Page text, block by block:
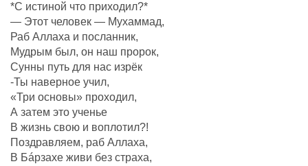
*С истиной что приходил?*
— Этот человек — Мухаммад,
Раб Аллаха и посланник,
Мудрым был, он наш пророк,
Сунны путь для нас изрёк
-Ты наверное учил,
«Три основы» проходил,
А затем это ученье
В жизнь свою и воплотил?!
Поздравляем, раб Аллаха,
В Бáрзахе живи без страха,